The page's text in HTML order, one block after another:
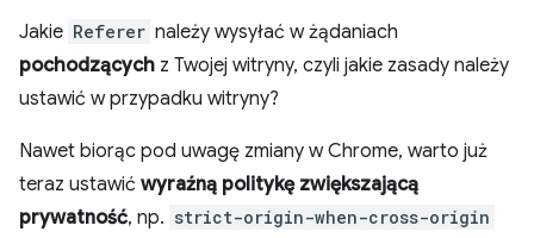
Jakie Referer należy wysyłać w żądaniach
pochodzących z Twojej witryny, czyli jakie zasady należy
ustawić w przypadku witryny?
Nawet biorąc pod uwagę zmiany w Chrome, warto już
teraz ustawić wyraźną politykę zwiększającą
prywatność, np. strict-origin-when-cross-origin